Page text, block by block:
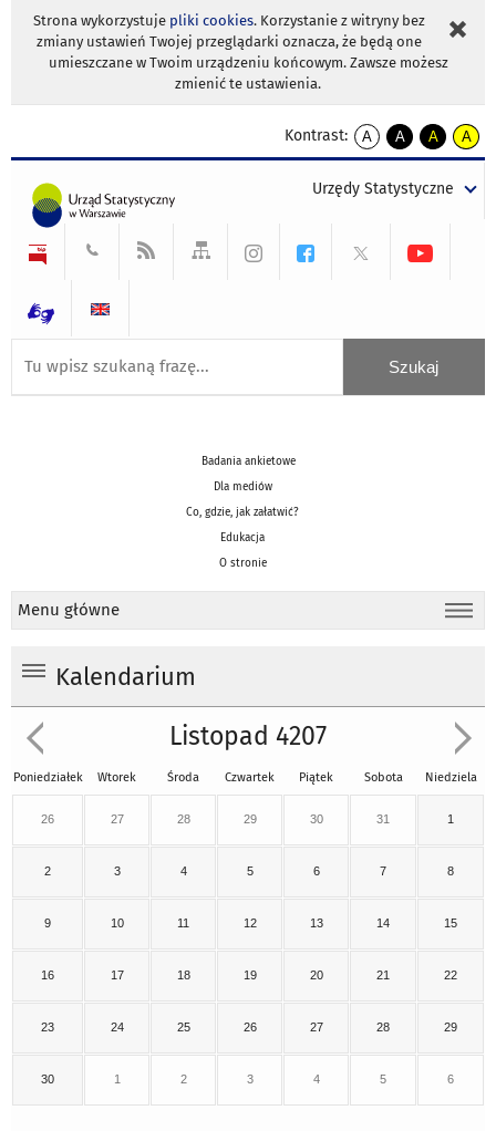
Strona wykorzystuje pliki cookies. Korzystanie z witryny bez
zmiany ustawień Twojej przeglądarki oznacza, że będą one
umieszczane w Twoim urządzeniu końcowym. Zawsze możesz
zmienić te ustawienia.
Kontrast:
A
kontrast
A
kontrast
tekst
czarnym
A
kontrast
tekst
czarnym
A
tekst
żółtym
Urzędy Statystyczne
Badania ankietowe
Dla mediów
Co, gdzie, jak załatwić?
Edukacja
O stronie
Menu główne
Kalendarium
Listopad 4207
Poniedziałek Wtorek Środa Czwartek Piątek Sobota Niedziela
26 27 28 29 30 31 1
2 3 4 5 6 7 8
9 10 11 12 13 14 15
16 17 18 19 20 21 22
23 24 25 26 27 28 29
30 1 2 3 4 5 6